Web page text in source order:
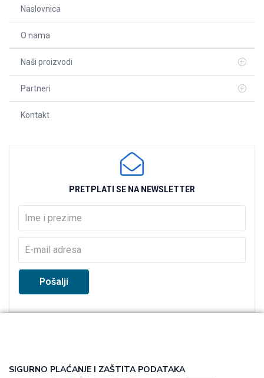
Naslovnica
O nama
Naši proizvodi
Partneri
Kontakt
PRETPLATI SE NA NEWSLETTER
SIGURNO PLAĆANJE I ZAŠTITA PODATAKA